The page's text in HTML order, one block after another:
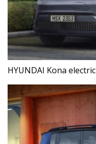
HYUNDAI Kona electric